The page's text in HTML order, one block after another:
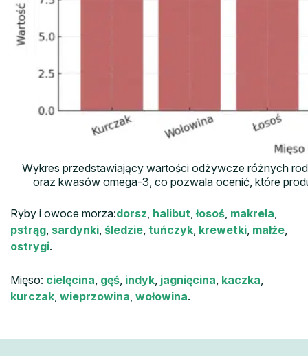
Wykres przedstawiający wartości odżywcze różnych
oraz kwasów omega-3, co pozwala ocenić, które
Ryby i owoce morza:dorsz halibut ,łosoś makrela
pstrąg sardynki śledzie tuńczyk krewetki małże
ostrygi.
Mięso: cielęcina gęś indyk jagnięcina kaczka
kurczak wieprzowina wołowina.